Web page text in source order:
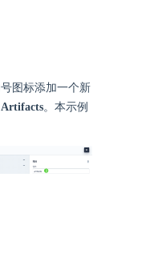
图标添加一个新
Artifacts。本示例